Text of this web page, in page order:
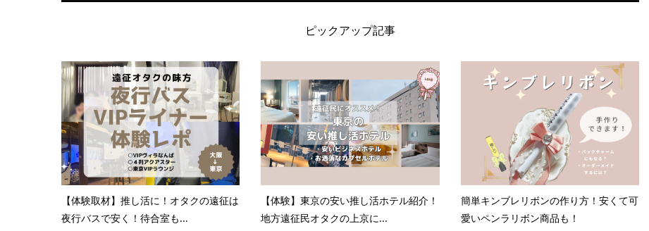
ピックアップ記事
【体験取材】推し活に！オタクの遠征は
夜行バスで安く！待合室も...
【体験】東京の安い推し活ホテル紹介！
地方遠征民オタクの上京に...
簡単キンブレリボンの作り方！安くて可
愛いペンラリボン商品も！